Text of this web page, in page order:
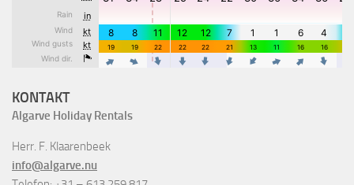
KONTAKT
Algarve Holiday Rentals
Herr. F. Klaarenbeek
info@algarve.nu